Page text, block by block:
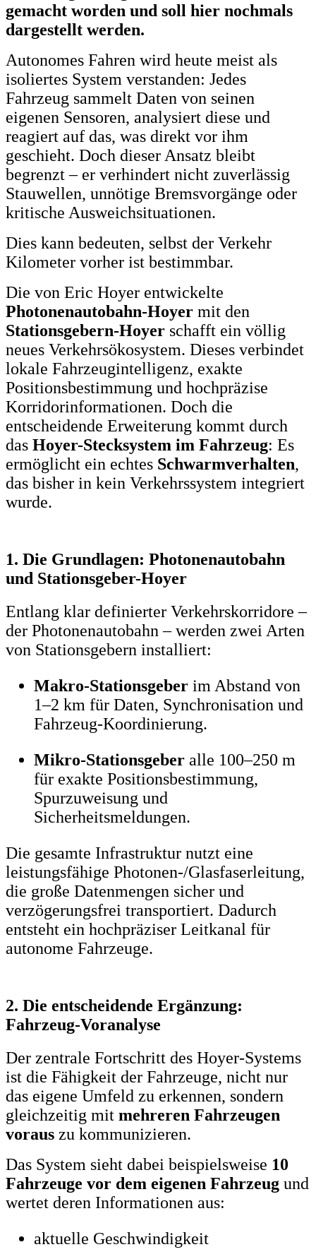
gemacht worden und soll hier nochmals
dargestellt werden.
Autonomes Fahren wird heute meist als
isoliertes System verstanden: Jedes
Fahrzeug sammelt Daten von seinen
eigenen Sensoren, analysiert diese und
reagiert auf das, was direkt vor ihm
geschieht. Doch dieser Ansatz bleibt
begrenzt – er verhindert nicht zuverlässig
Stauwellen, unnötige Bremsvorgänge oder
kritische Ausweichsituationen.
Dies kann bedeuten, selbst der Verkehr
Kilometer vorher ist bestimmbar.
Die von Eric Hoyer entwickelte
Photonenautobahn-Hoyer mit den
Stationsgebern-Hoyer schafft ein völlig
neues Verkehrsökosystem. Dieses verbindet
lokale Fahrzeugintelligenz, exakte
Positionsbestimmung und hochpräzise
Korridorinformationen. Doch die
entscheidende Erweiterung kommt durch
das Hoyer-Stecksystem im Fahrzeug: Es
ermöglicht ein echtes Schwarmverhalten,
das bisher in kein Verkehrssystem integriert
wurde.
1. Die Grundlagen: Photonenautobahn
und Stationsgeber-Hoyer
Entlang klar definierter Verkehrskorridore –
der Photonenautobahn – werden zwei Arten
von Stationsgebern installiert:
Makro-Stationsgeber im Abstand von
1–2 km für Daten, Synchronisation und
Fahrzeug-Koordinierung.
Mikro-Stationsgeber alle 100–250 m
für exakte Positionsbestimmung,
Spurzuweisung und
Sicherheitsmeldungen.
Die gesamte Infrastruktur nutzt eine
leistungsfähige Photonen-/Glasfaserleitung,
die große Datenmengen sicher und
verzögerungsfrei transportiert. Dadurch
entsteht ein hochpräziser Leitkanal für
autonome Fahrzeuge.
2. Die entscheidende Ergänzung:
Fahrzeug-Voranalyse
Der zentrale Fortschritt des Hoyer-Systems
ist die Fähigkeit der Fahrzeuge, nicht nur
das eigene Umfeld zu erkennen, sondern
gleichzeitig mit mehreren Fahrzeugen
voraus zu kommunizieren.
Das System sieht dabei beispielsweise 10
Fahrzeuge vor dem eigenen Fahrzeug und
wertet deren Informationen aus:
aktuelle Geschwindigkeit